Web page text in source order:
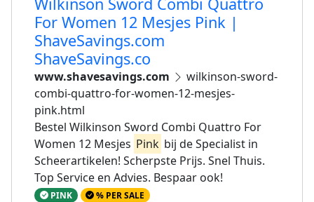
For Women 12 Mesjes Pink |
ShaveSavings.com
ShaveSavings.co
www.shavesavings.com
wilkinson-sword-
combi-quattro-for-women-12-mesjes-
pink.html
Bestel Wilkinson Sword Combi Quattro For
Women 12 Mesjes Pink bij de Specialist in
Scheerartikelen! Scherpste Prijs. Snel Thuis.
Top Service en Advies. Bespaar ook!
PINK % PER SALE